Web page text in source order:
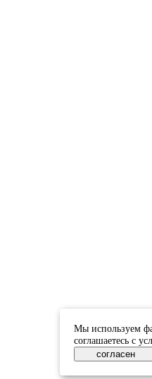
Мы используем
соглашаетесь с
согласен